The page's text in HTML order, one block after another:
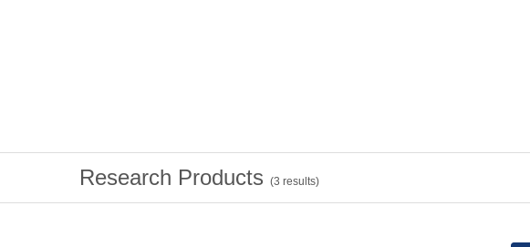
Research Products (3 results)